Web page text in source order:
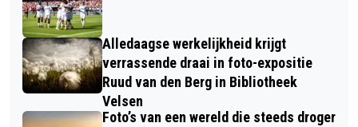
Alledaagse werkelijkheid krijgt
verrassende draai in foto-expositie
Ruud van den Berg in Bibliotheek
Velsen
Foto’s van een wereld die steeds droger